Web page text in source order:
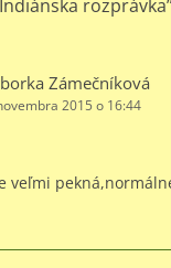
Indiánska rozprávka
Zámečníková
2015 o 16:44
veľmi